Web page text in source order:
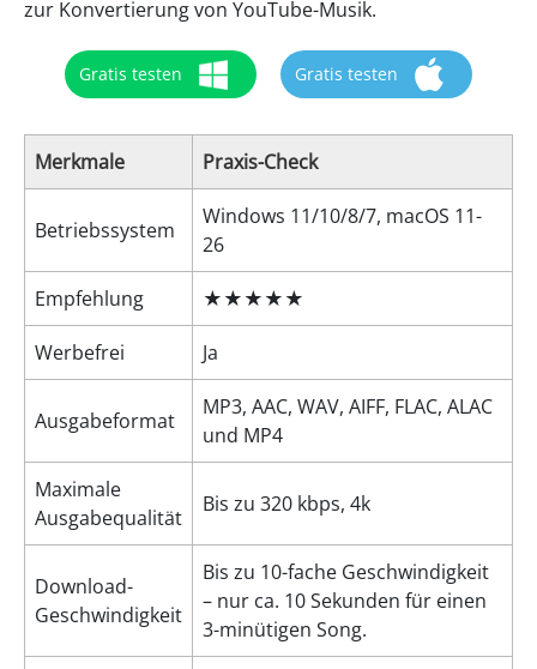
zur Konvertierung von YouTube-Musik.
Gratis testen Gratis testen
Merkmale Praxis-Check
Betriebssystem
Windows 11/10/8/7, macOS 11-
26
Empfehlung ★★★★★
Werbefrei Ja
Ausgabeformat
MP3, AAC, WAV, AIFF, FLAC, ALAC
und MP4
Maximale
Ausgabequalität
Bis zu 320 kbps, 4k
Download-
Geschwindigkeit
Bis zu 10-fache Geschwindigkeit
– nur ca. 10 Sekunden für einen
3-minütigen Song.